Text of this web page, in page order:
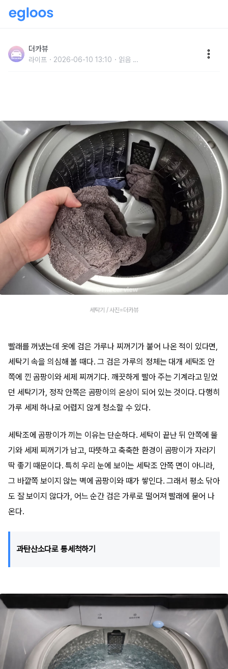
국인 세탁기 세탁조 집에서도 쉽게 청소할 수 있습니다
더카뷰
라이프 2026-06-10 13:10 읽음 ...
세탁기 / 사진=더카뷰
빨래를 꺼냈는데 옷에 검은 가루나 찌꺼기가 붙어 나온 적이 있다면,
세탁기 속을 의심해 볼 때다. 그 검은 가루의 정체는 대개 세탁조 안
쪽에 낀 곰팡이와 세제 찌꺼기다. 깨끗하게 빨아 주는 기계라고 믿었
던 세탁기가, 정작 안쪽은 곰팡이의 온상이 되어 있는 것이다. 다행히
가루 세제 하나로 어렵지 않게 청소할 수 있다.
세탁조에 곰팡이가 끼는 이유는 단순하다. 세탁이 끝난 뒤 안쪽에 물
기와 세제 찌꺼기가 남고, 따뜻하고 축축한 환경이 곰팡이가 자라기
딱 좋기 때문이다. 특히 우리 눈에 보이는 세탁조 안쪽 면이 아니라,
그 바깥쪽 보이지 않는 벽에 곰팡이와 때가 쌓인다. 그래서 평소 닦아
도 잘 보이지 않다가, 어느 순간 검은 가루로 떨어져 빨래에 묻어 나
온다.
과탄산소다로 통세척하기